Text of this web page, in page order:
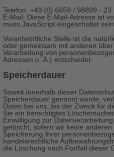
Telefon: +49 (0) 6659 / 98899 - 23
E-Mail: Diese E-Mail-Adresse ist
muss JavaScript eingeschaltet
Verantwortliche Stelle ist die
oder gemeinsam mit anderen
Verarbeitung von
Adressen o. Ä.) entscheidet.
Speicherdauer
Soweit innerhalb dieser
Speicherdauer genannt wurde,
Daten bei uns, bis der Zweck für
Sie ein berechtigtes
Einwilligung zur
gelöscht, sofern wir keine
Speicherung Ihrer
handelsrechtliche
die Löschung nach Fortfall dieser